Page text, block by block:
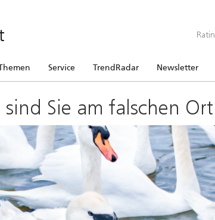
Service TrendRadar Newsletter
Sie am falschen